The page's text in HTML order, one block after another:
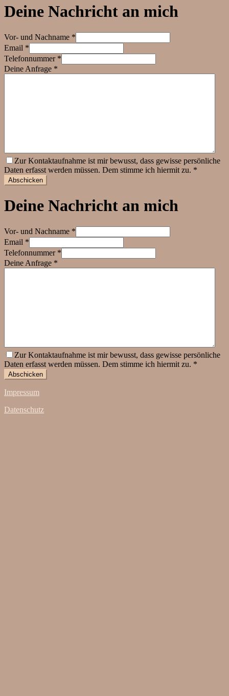
Deine Nachricht an mich
Vor- und Nachname *
Email *
Telefonnummer *
Deine Anfrage *
Zur Kontaktaufnahme ist mir bewusst, dass gewisse persönliche
Daten erfasst werden müssen. Dem stimme ich hiermit zu. *
Deine Nachricht an mich
Vor- und Nachname *
Email *
Telefonnummer *
Deine Anfrage *
Zur Kontaktaufnahme ist mir bewusst, dass gewisse persönliche
Daten erfasst werden müssen. Dem stimme ich hiermit zu. *
Impressum
Datenschutz